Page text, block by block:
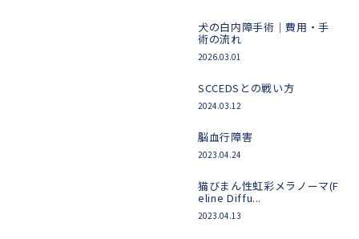
犬の白内障手術｜費用・手
術の流れ
2026.03.01
SCCEDSとの戦い方
2024.03.12
脳血行障害
2023.04.24
猫びまん性虹彩メラノーマ(F
eline Diffu...
2023.04.13